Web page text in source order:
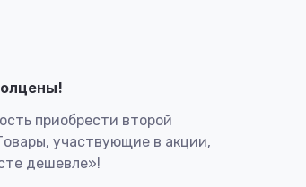
приобрести второй
участвующие в акции,
дешевле»!